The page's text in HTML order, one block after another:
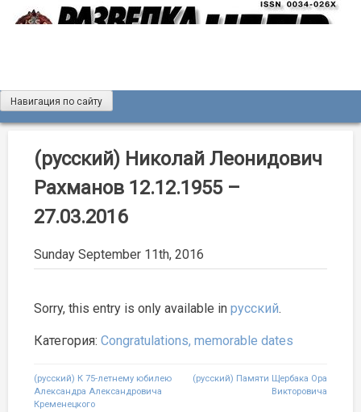
Журнал «Разведка и охрана недр»
Мы рады вас приветствовать на сайте журнала «Разведка
и охрана недр»
Навигация по сайту
(русский) Николай Леонидович
Рахманов 12.12.1955 –
27.03.2016
Sunday September 11th, 2016
Sorry, this entry is only available in русский.
Категория: Congratulations, memorable dates
Post
navigation
(русский) К 75-летнему юбилею
Александра Александровича
Кременецкого
(русский) Памяти Щербака Ора
Викторовича